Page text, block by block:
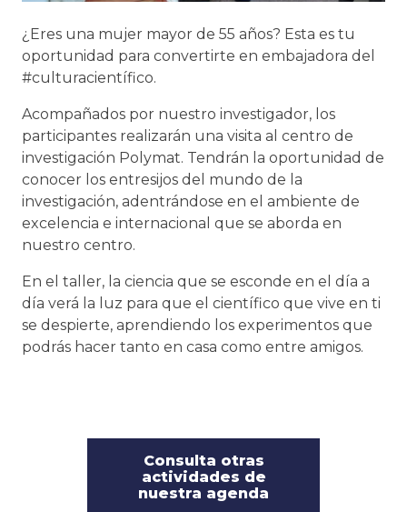
¿Eres una mujer mayor de 55 años? Esta es tu
oportunidad para convertirte en embajadora del
#culturacientífico.
Acompañados por nuestro investigador, los
participantes realizarán una visita al centro de
investigación Polymat. Tendrán la oportunidad de
conocer los entresijos del mundo de la
investigación, adentrándose en el ambiente de
excelencia e internacional que se aborda en
nuestro centro.
En el taller, la ciencia que se esconde en el día a
día verá la luz para que el científico que vive en ti
se despierte, aprendiendo los experimentos que
podrás hacer tanto en casa como entre amigos.
Consulta otras
actividades de
nuestra agenda